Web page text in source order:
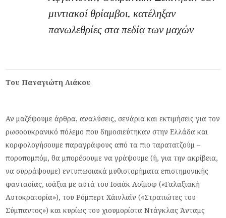
μιντιακοί θρίαμβοι, κατέληξαν
πανωλεθρίες στα πεδία των μαχών
Του Παναγιώτη Λιάκου
Αν μαζέψουμε άρθρα, αναλύσεις, σενάρια και εκτιμήσεις για τον
ρωσοουκρανικό πόλεμο που δημοσιεύτηκαν στην Ελλάδα και
κορφολογήσουμε παραγράφους από τα πιο ταρατατζούμ –
ποροπομπόμ, θα μπορέσουμε να γράψουμε (ή, για την ακρίβεια,
να συρράψουμε) εντυπωσιακά μυθιστορήματα επιστημονικής
φαντασίας, ισάξια με αυτά του Ισαάκ Ασίμοφ («Γαλαξιακή
Αυτοκρατορία»), του Ρόμπερτ Χάινλαϊν («Στρατιώτες του
Σύμπαντος») και κυρίως του χιουμορίστα Ντάγκλας Άνταμς